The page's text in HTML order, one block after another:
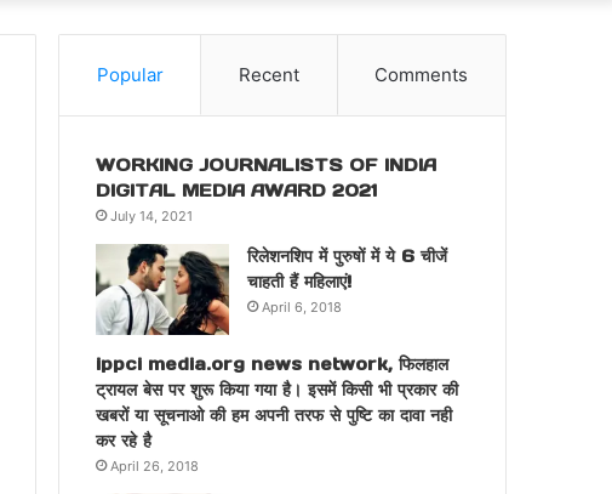
for
Article
In
Popular Recent Comments
WORKING JOURNALISTS OF INDIA
DIGITAL MEDIA AWARD 2021
July 14, 2021
रिलेशनशिप में पुरुषों में ये 6 चीजें
चाहती हैं महिलाएं!
April 6, 2018
ippci media.org news network, फिलहाल
ट्रायल बेस पर शुरू किया गया है। इसमें किसी भी प्रकार की
खबरों या सूचनाओ की हम अपनी तरफ से पुष्टि का दावा नही
कर रहे है
April 26, 2018